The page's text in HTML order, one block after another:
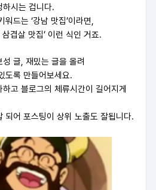
시는 겁니다.
드는 ‘강남 맛집’이라면,
겹살 맛집’ 이런 식인 거죠.
글, 재밌는 글을 올려
도록 만들어보세요.
고 블로그의 체류시간이 길어지게
되어 포스팅이 상위 노출도 잘됩니다.